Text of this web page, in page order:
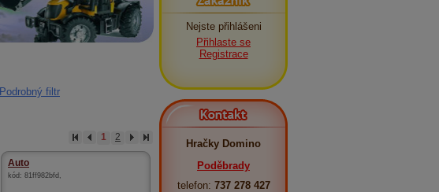
Podrobný filtr
1 2
Auto
kód: 81ff982bfd ,
Nejste přihlášeni
Přihlaste se
Registrace
Kontakt
Hračky Domino
Poděbrady
telefon: 737 278 427